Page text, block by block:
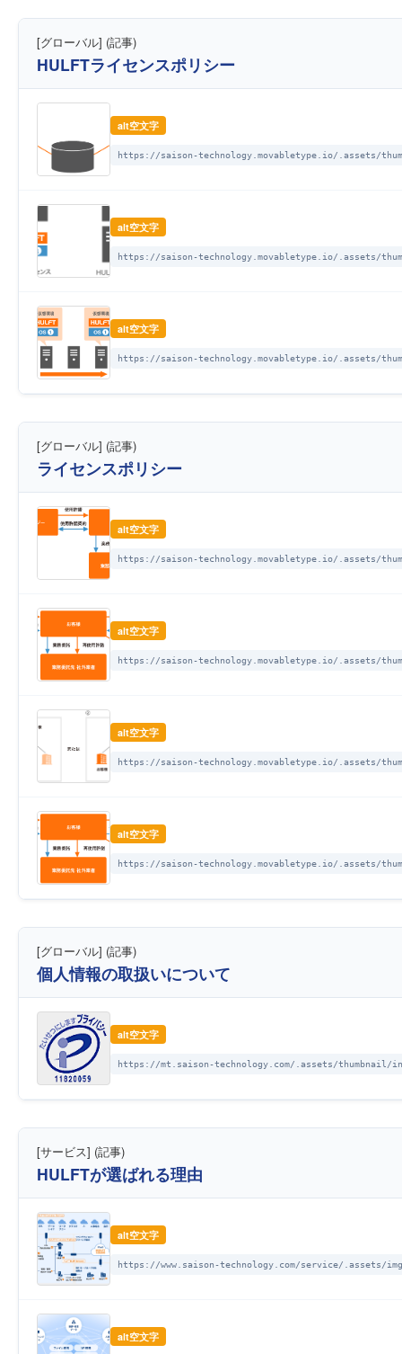
[グローバル] (記事)
HULFTライセンスポリシー
alt空文字
https://saison-technology.movabletype.io/.assets/
alt空文字
https://saison-technology.movabletype.io/.assets/
alt空文字
https://saison-technology.movabletype.io/.assets/
[グローバル] (記事)
ライセンスポリシー
alt空文字
https://saison-technology.movabletype.io/.assets/
alt空文字
https://saison-technology.movabletype.io/.assets/
alt空文字
https://saison-technology.movabletype.io/.assets/
alt空文字
https://saison-technology.movabletype.io/.assets/
[グローバル] (記事)
個人情報の取扱いについて
alt空文字
https://mt.saison-technology.com/.assets/thumbnail/
[サービス] (記事)
HULFTが選ばれる理由
alt空文字
https://www.saison-technology.com/service/.assets/
alt空文字